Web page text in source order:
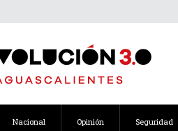
Nacional Opinión Seguridad